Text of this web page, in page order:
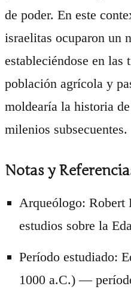
de poder. En este
israelitas ocuparon un
estableciéndose en las
población agrícola y
moldearía la historia
milenios subsecuentes.
Notas y
Arqueólogo:
estudios sobre la
Período estudiado:
1000 a.C.) —